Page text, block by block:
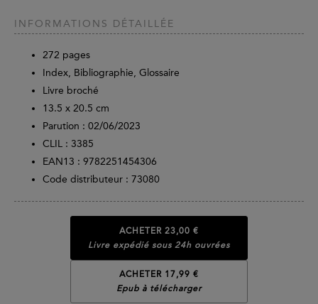
INFORMATIONS DÉTAILLÉE
272 pages
Index, Bibliographie, Glossaire
Livre broché
13.5 x 20.5 cm
Parution : 02/06/2023
CLIL : 3385
EAN13 : 9782251454306
Code distributeur : 73080
ACHETER 23,00 €
Livre expédié sous 24h ouvrées
ACHETER 17,99 €
Epub à télécharger